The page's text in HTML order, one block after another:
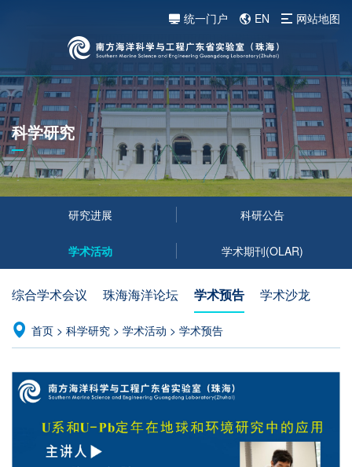
统一门户 EN 网站地图
科学研究
研究进展 科研公告
学术活动 学术期刊(OLAR)
综合学术会议 珠海海洋论坛 学术预告 学术沙龙
首页 > 科学研究 > 学术活动 > 学术预告